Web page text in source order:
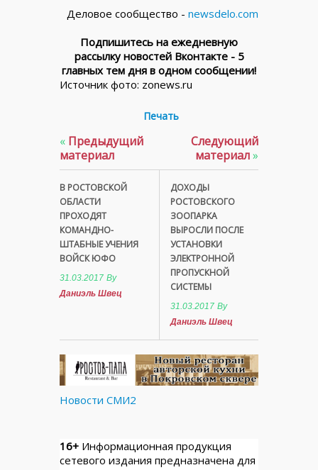
Деловое сообщество - newsdelo.com
Подпишитесь на ежедневную
рассылку новостей Вконтакте - 5
главных тем дня в одном сообщении!
Источник фото: zonews.ru
Печать
« Предыдущий
материал
В РОСТОВСКОЙ
ОБЛАСТИ
ПРОХОДЯТ
КОМАНДНО-
ШТАБНЫЕ УЧЕНИЯ
ВОЙСК ЮФО
31.03.2017 By
Даниэль Швец
Следующий
материал»
ДОХОДЫ
РОСТОВСКОГО
ЗООПАРКА
ВЫРОСЛИ ПОСЛЕ
УСТАНОВКИ
ЭЛЕКТРОННОЙ
ПРОПУСКНОЙ
СИСТЕМЫ
31.03.2017 By
Даниэль Швец
Новости СМИ2
16+ Информационная продукция
сетевого издания предназначена для